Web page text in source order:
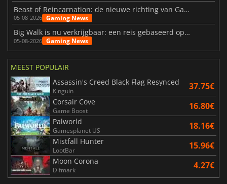
Beast of Reincarnation: de nieuwe richting van Game Freak
05-08-2026 Gaming News
Big Walk is nu verkrijgbaar: een reis gebaseerd op vriendschap
05-08-2026 Gaming News
MEEST POPULAIR
Assassin's Creed Black Flag Resynced
Kinguin 37.75€
Corsair Cove
Game Boost 16.80€
Palworld
Gamesplanet US 18.16€
Mistfall Hunter
LootBar 15.96€
Moon Corona
Difmark 4.27€